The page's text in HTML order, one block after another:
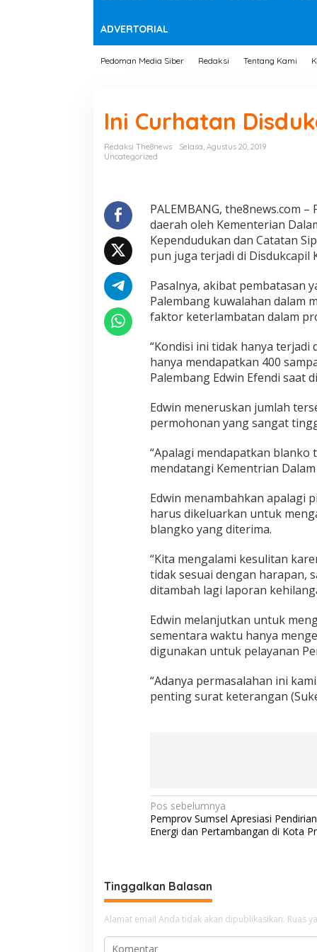
ADVERTORIAL
Pedoman Media Siber Redaksi Tentang Kami
Ini Curhatan
Redaksi The8news
Selasa, Agustus 20, 2019
Uncategorized
PALEMBANG, the8news.com
daerah oleh Kementerian
Kependudukan dan Catatan
pun juga terjadi di Disdukcapil
Pasalnya, akibat pembatasan
Palembang kuwalahan dalam
faktor keterlambatan dalam
“Kondisi ini tidak hanya
hanya mendapatkan 400
Palembang Edwin Efendi saat
Edwin meneruskan jumlah
permohonan yang sangat
“Apalagi mendapatkan
mendatangi Kementrian
Edwin menambahkan apalagi
harus dikeluarkan untuk
blangko yang diterima.
“Kita mengalami kesulitan
tidak sesuai dengan harapan,
ditambah lagi laporan
Edwin melanjutkan untuk
sementara waktu hanya
digunakan untuk pelayanan
“Adanya permasalahan ini
penting surat keterangan
N
a
g
a
s
Pos sebelumnya
Pemprov Sumsel Apresiasi
Energi dan Pertambangan di Kota
Tinggalkan Balasan
Alamat email Anda tidak akan dipublikasikan. Ruas